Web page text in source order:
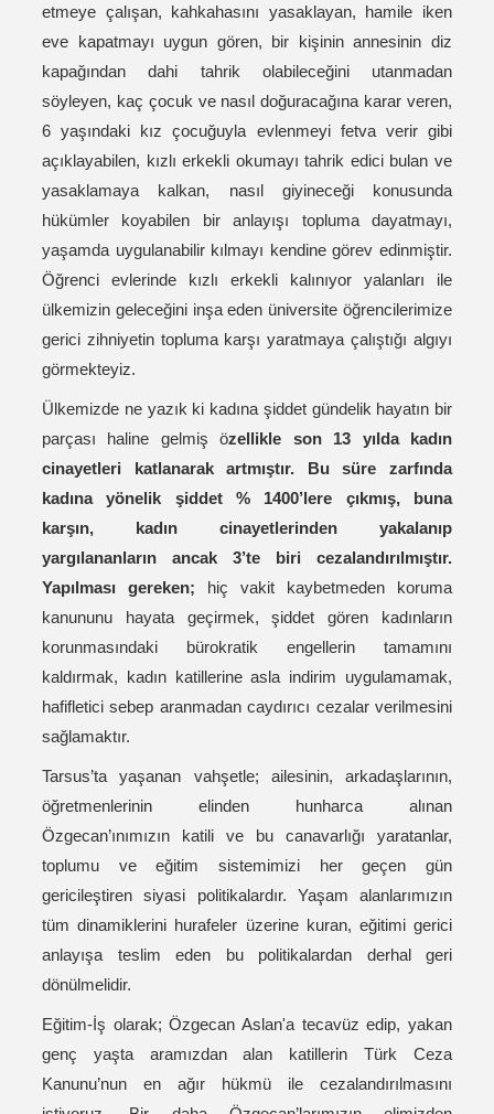
etmeye çalışan, kahkahasını yasaklayan, hamile iken
eve kapatmayı uygun gören, bir kişinin annesinin diz
kapağından dahi tahrik olabileceğini utanmadan
söyleyen, kaç çocuk ve nasıl doğuracağına karar veren,
6 yaşındaki kız çocuğuyla evlenmeyi fetva verir gibi
açıklayabilen, kızlı erkekli okumayı tahrik edici bulan ve
yasaklamaya kalkan, nasıl giyineceği konusunda
hükümler koyabilen bir anlayışı topluma dayatmayı,
yaşamda uygulanabilir kılmayı kendine görev edinmiştir.
Öğrenci evlerinde kızlı erkekli kalınıyor yalanları ile
ülkemizin geleceğini inşa eden üniversite öğrencilerimize
gerici zihniyetin topluma karşı yaratmaya çalıştığı algıyı
görmekteyiz.
Ülkemizde ne yazık ki kadına şiddet gündelik hayatın bir
parçası haline gelmiş özellikle son 13 yılda kadın
cinayetleri katlanarak artmıştır. Bu süre zarfında
kadına yönelik şiddet % 1400’lere çıkmış, buna
karşın, kadın cinayetlerinden yakalanıp
yargılananların ancak 3’te biri cezalandırılmıştır.
Yapılması gereken; hiç vakit kaybetmeden koruma
kanununu hayata geçirmek, şiddet gören kadınların
korunmasındaki bürokratik engellerin tamamını
kaldırmak, kadın katillerine asla indirim uygulamamak,
hafifletici sebep aranmadan caydırıcı cezalar verilmesini
sağlamaktır.
Tarsus’ta yaşanan vahşetle; ailesinin, arkadaşlarının,
öğretmenlerinin elinden hunharca alınan
Özgecan’ınımızın katili ve bu canavarlığı yaratanlar,
toplumu ve eğitim sistemimizi her geçen gün
gericileştiren siyasi politikalardır. Yaşam alanlarımızın
tüm dinamiklerini hurafeler üzerine kuran, eğitimi gerici
anlayışa teslim eden bu politikalardan derhal geri
dönülmelidir.
Eğitim-İş olarak; Özgecan Aslan'a tecavüz edip, yakan
genç yaşta aramızdan alan katillerin Türk Ceza
Kanunu’nun en ağır hükmü ile cezalandırılmasını